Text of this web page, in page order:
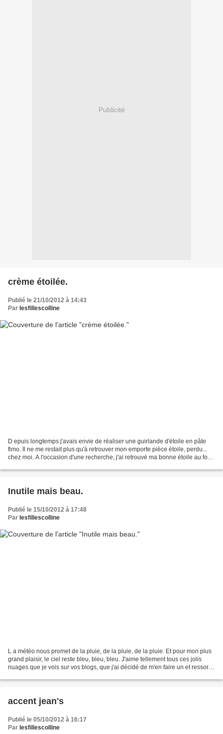
Publicité
crème étoilée.
Publié le 21/10/2012 à 14:43
Par lesfillescolline
D epuis longtemps j'avais envie de réaliser une guirlande d'étoile en pâte
fimo. Il ne me restait plus qu'à retrouver mon emporte pièce étoile, perdu...
chez moi. A l'occasion d'une recherche, j'ai retrouvé ma bonne étoile au fond
Inutile mais beau.
Publié le 15/10/2012 à 17:48
Par lesfillescolline
L a météo nous promet de la pluie, de la pluie, de la pluie. Et pour mon plus
grand plaisir, le ciel reste bleu, bleu, bleu. J'aime tellement tous ces jolis
nuages que je vois sur vos blogs, que j'ai décidé de m'en faire un et ressortir
accent jean's
Publié le 05/10/2012 à 16:17
Par lesfillescolline